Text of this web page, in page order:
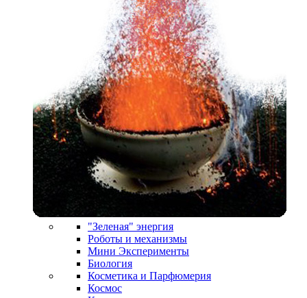
"Зеленая" энергия
Роботы и механизмы
Мини Эксперименты
Биология
Косметика и Парфюмерия
Космос